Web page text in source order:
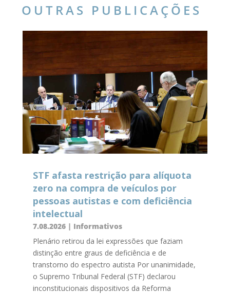
OUTRAS PUBLICAÇÕES
STF afasta restrição para alíquota
zero na compra de veículos por
pessoas autistas e com deficiência
intelectual
7.08.2026| Informativos
Plenário retirou da lei expressões que faziam
distinção entre graus de deficiência e de
transtorno do espectro autista Por unanimidade,
o Supremo Tribunal Federal (STF) declarou
inconstitucionais dispositivos da Reforma